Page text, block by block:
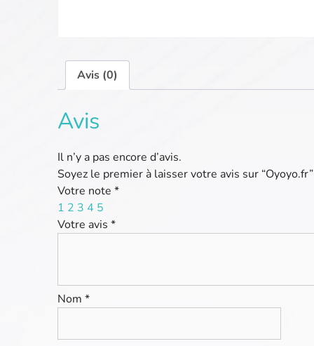
Avis (0)
Avis
Il n’y a pas encore d’avis.
Soyez le premier à laisser votre avis sur “Oyoyo.fr”
Votre note *
1 2 3 4 5
Votre avis *
Nom *